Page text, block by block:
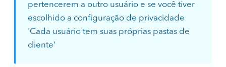
pertencerem a outro usuário e se você tiver
escolhido a configuração de privacidade
'Cada usuário tem suas próprias pastas de
cliente'